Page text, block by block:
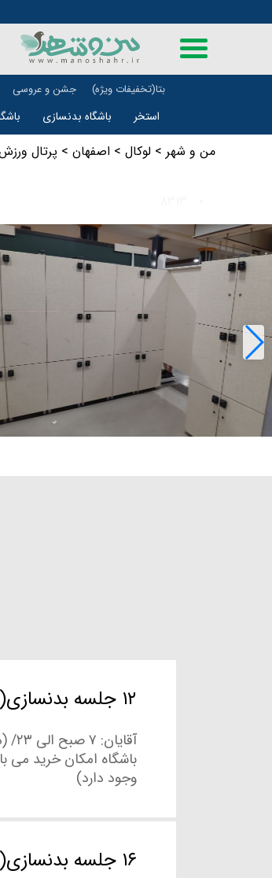
علمی و آموزشی
بتا(تخفیفات ویژه) جشن و عروسی
استخر باشگاه بدنسازی
من و شهر > لوکال > اصفهان > پرتال
۱۲ جلسه بدنسازی(یکماهه)
باشگاه امکان خرید می
وجود دارد)
۱۶ جلسه بدنسازی(یکماهه)